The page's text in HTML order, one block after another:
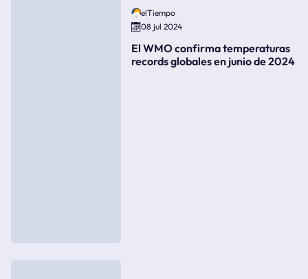
elTiempo
08 jul 2024
El WMO confirma temperaturas
records globales en junio de 2024